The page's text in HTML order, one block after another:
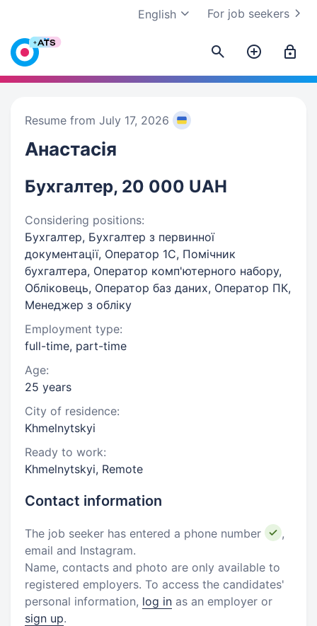
For job seekers
English
Resume from July 17, 2026
Анастасія
Бухгалтер, 20 000 UAH
Considering positions:
Бухгалтер, Бухгалтер з первинної
документації, Оператор 1C, Помічник
бухгалтера, Оператор комп'ютерного набору,
Обліковець, Оператор баз даних, Оператор ПК,
Менеджер з обліку
Employment type:
full-time, part-time
Age:
25 years
City of residence:
Khmelnytskyi
Ready to work:
Khmelnytskyi, Remote
Contact information
The job seeker has entered a phone number
,
email and Instagram.
Name, contacts and photo are only available to
registered employers. To access the candidates'
personal information, log in as an employer or
sign up.